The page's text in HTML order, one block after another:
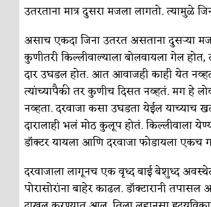
अष्टपैलू : खंडू रांगणेकर क्रिकेट
अपूर्ण कथा कथा
बुडीच खटलं – संयुक्त कुटुंब का
उतरताना मात्र दुसरा मजला लागतो. त्यामुळे
असाच एकदा जिना उतरत असताना दुसऱ्या
कुणीतरी किल्लीवाल्याला बोलवायला गेल
दार उघडल होत. आत आवाजही काही येत
त्यांच्यापैकी तर कुणीच दिसत नव्हतं. मग हे
नव्हता. दरवाजा कसा उघडता येईल याच्याच
दारालाही भलं मोठ कुलूप होतं. किल्लीवाला
डॉक्टर यायला आणि दरवाजा फोडायला
दरवाजाला लागूनच एक वृध्द बाई बेशुध्द
पोरासोरांना बाहेर काढल. डॉक्टारानी